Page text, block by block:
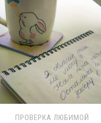
ПРОВЕРКА ЛЮБИМОЙ